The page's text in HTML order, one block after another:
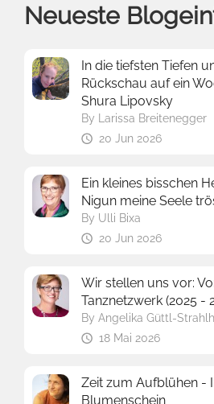
Neueste
In die tiefsten Tiefen
Rückschau auf ein
Shura Lipovsky
By
Larissa Breitenegger
20 Jun 2026
Ein kleines bisschen
Nigun meine Seele
By Ulli Bixa
20 Jun 2026
Wir stellen uns vor:
Tanznetzwerk (2025 -
ByAngelika Güttl-
18 Mai 2026
Zeit zum Aufblühen -
Blumenschein